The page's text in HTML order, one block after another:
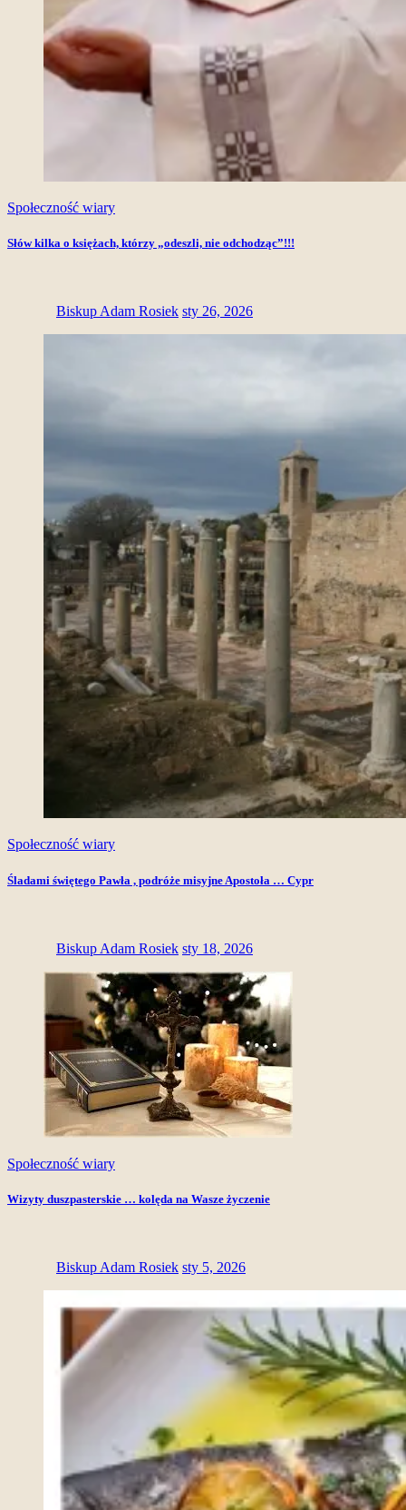
Społeczność wiary
Słów kilka o księżach, którzy „odeszli, nie odchodząc”!!!
Biskup Adam Rosiek sty 26, 2026
Społeczność wiary
Śladami świętego Pawła , podróże misyjne Apostoła … Cypr
Biskup Adam Rosiek sty 18, 2026
Społeczność wiary
Wizyty duszpasterskie … kolęda na Wasze życzenie
Biskup Adam Rosiek sty 5, 2026